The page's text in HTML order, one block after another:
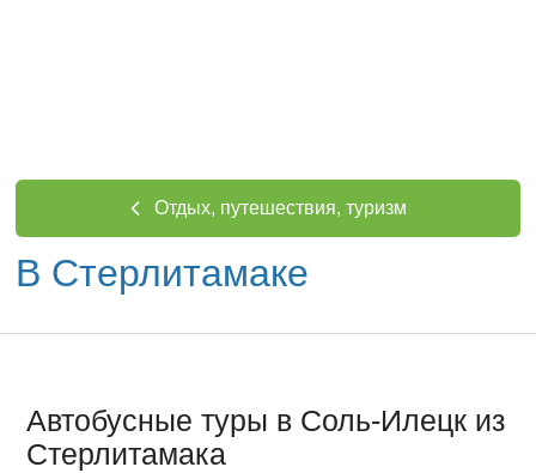
Отдых, путешествия, туризм
В Стерлитамаке
Автобусные туры в Соль-Илецк из
Стерлитамака